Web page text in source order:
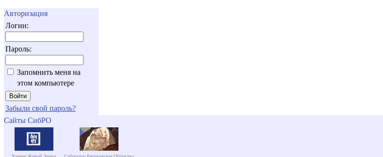
Авторизация
Логин:
Пароль:
Запомнить меня на
этом компьютере
Забыли свой пароль?
Сайты СибРО